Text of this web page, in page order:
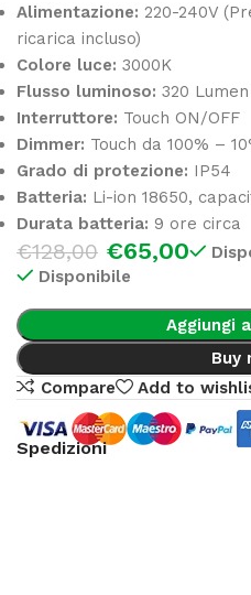
Alimentazione: 220-240V
ricarica incluso)
Colore luce: 3000K
Flusso luminoso: 320 Lumen
Interruttore: Touch ON/OFF
Dimmer: Touch da 100% –
Grado di protezione: IP54
Batteria: Li-ion 18650,
Durata batteria: 9 ore circa
€128,00 €65,00
Disponibile
Aggiungi
Buy
Compare
Add to
Spedizioni